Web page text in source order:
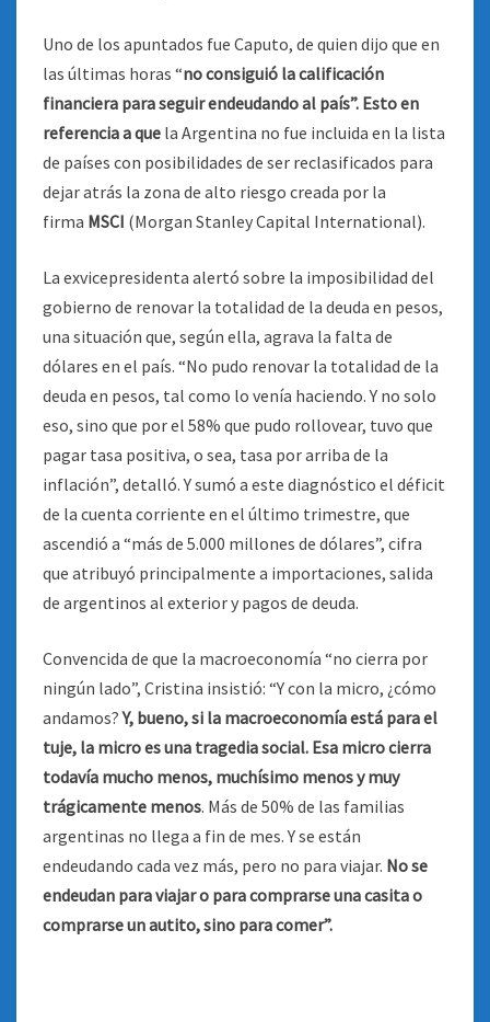
Uno de los apuntados fue Caputo, de quien dijo que en
las últimas horas “no consiguió la calificación
financiera para seguir endeudando al país”. Esto en
referencia a que la Argentina no fue incluida en la lista
de países con posibilidades de ser reclasificados para
dejar atrás la zona de alto riesgo creada por la
firma MSCI (Morgan Stanley Capital International).
La exvicepresidenta alertó sobre la imposibilidad del
gobierno de renovar la totalidad de la deuda en pesos,
una situación que, según ella, agrava la falta de
dólares en el país. “No pudo renovar la totalidad de la
deuda en pesos, tal como lo venía haciendo. Y no solo
eso, sino que por el 58% que pudo rollovear, tuvo que
pagar tasa positiva, o sea, tasa por arriba de la
inflación”, detalló. Y sumó a este diagnóstico el déficit
de la cuenta corriente en el último trimestre, que
ascendió a “más de 5.000 millones de dólares”, cifra
que atribuyó principalmente a importaciones, salida
de argentinos al exterior y pagos de deuda.
Convencida de que la macroeconomía “no cierra por
ningún lado”, Cristina insistió: “Y con la micro, ¿cómo
andamos?Y, bueno, si la macroeconomía está para el
tuje, la micro es una tragedia social. Esa micro cierra
todavía mucho menos, muchísimo menos y muy
trágicamente menos. Más de 50% de las familias
argentinas no llega a fin de mes. Y se están
endeudando cada vez más, pero no para viajar. No se
endeudan para viajar o para comprarse una casita o
comprarse un autito, sino para comer”.